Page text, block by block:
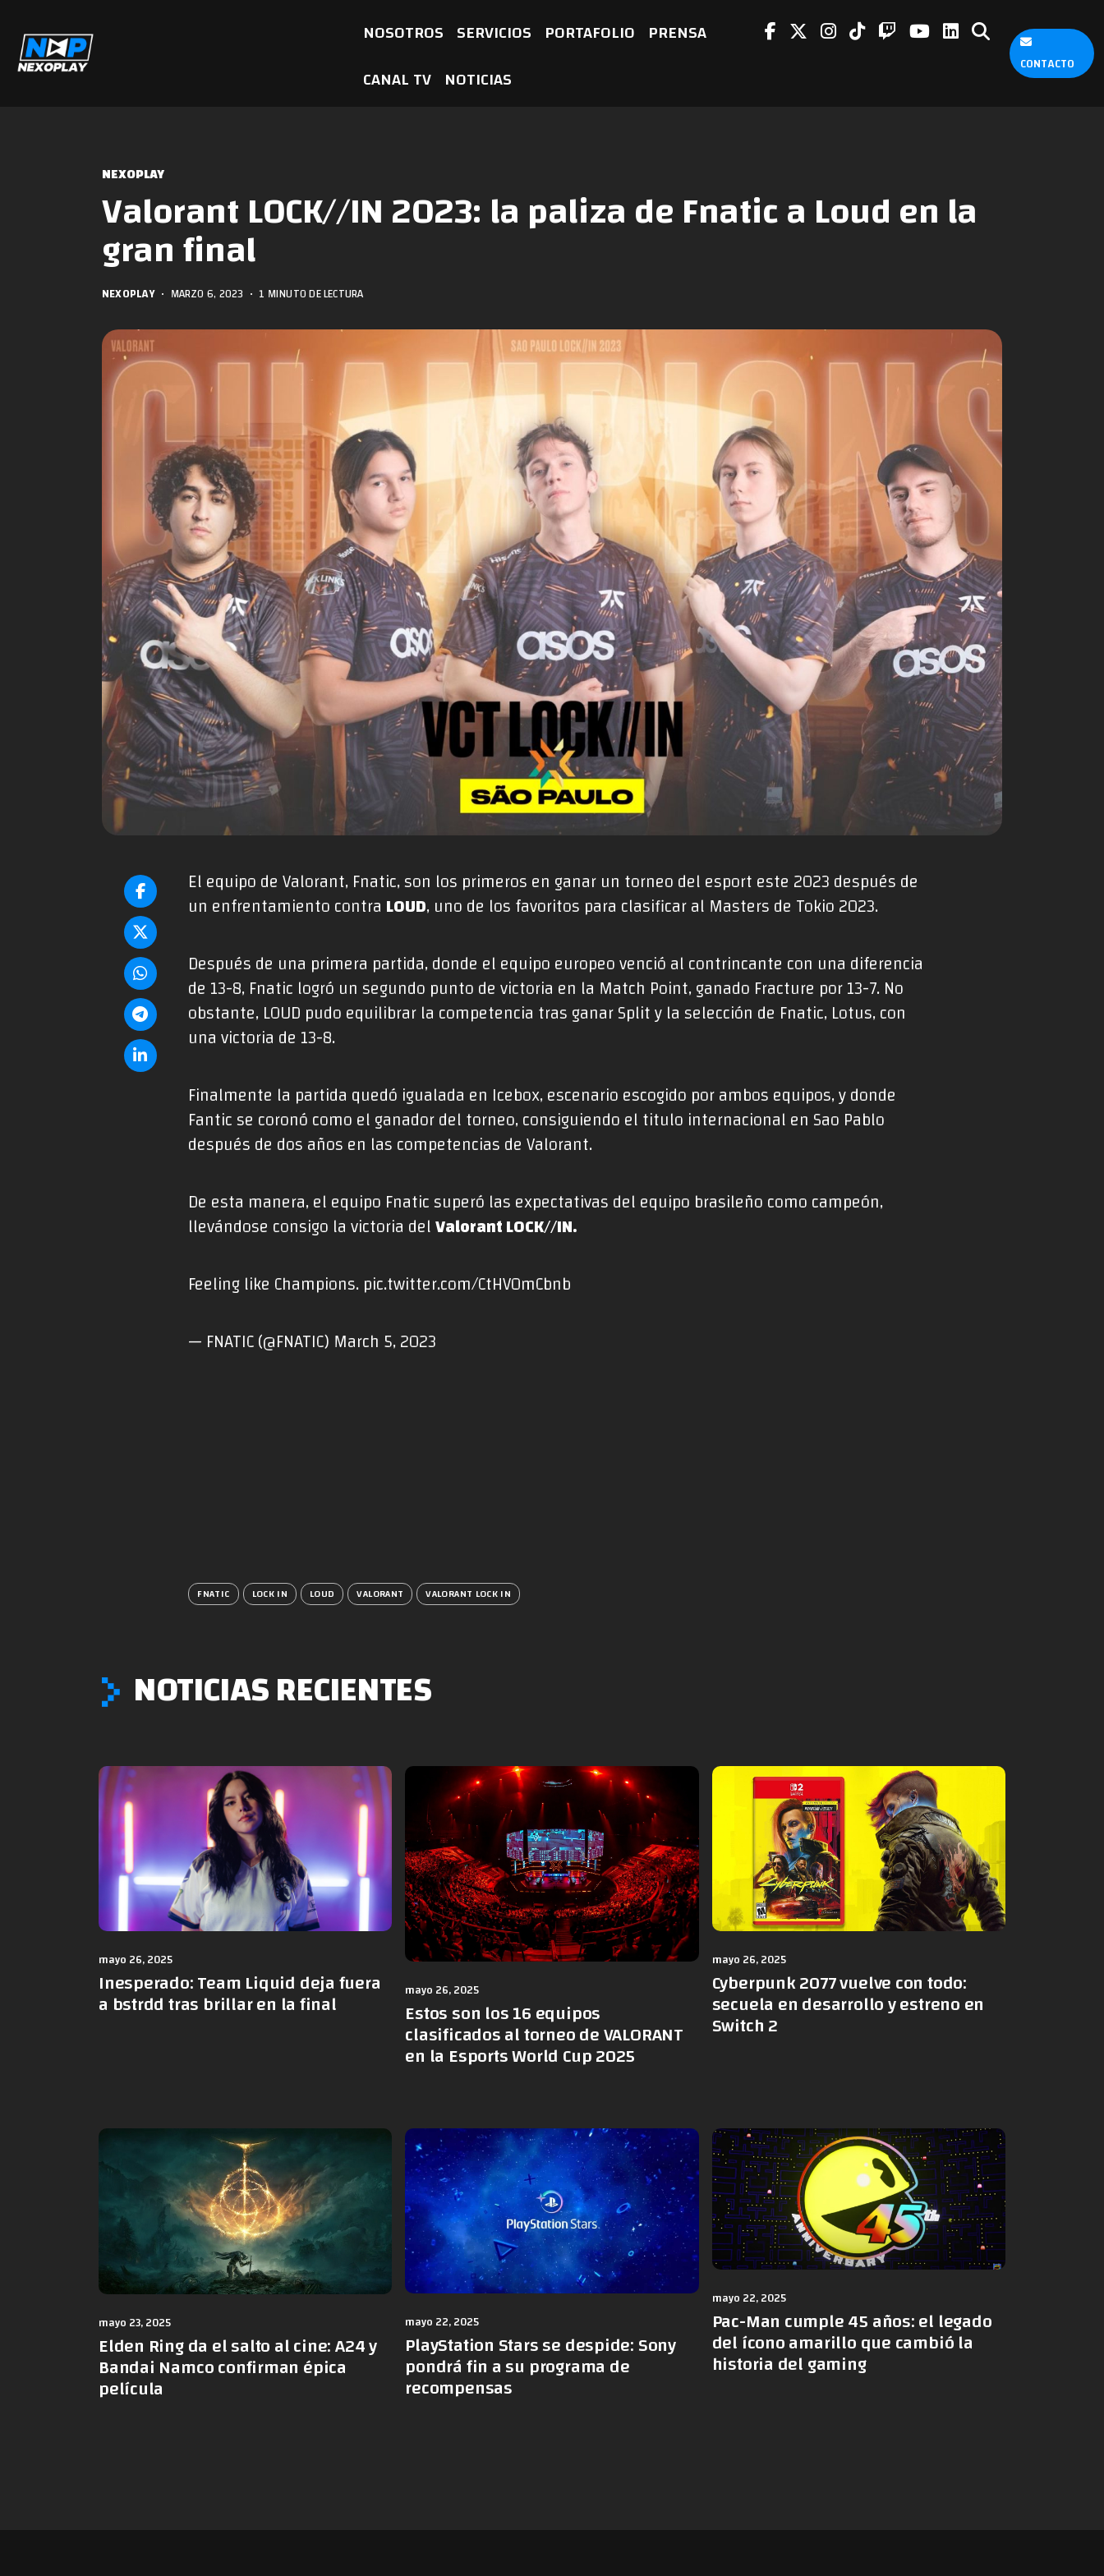
NOSOTROS SERVICIOS PORTAFOLIO PRENSA
CANAL TV NOTICIAS CONTACTO
NEXOPLAY
Valorant LOCK//IN 2023: la paliza de Fnatic a Loud en la
gran final
NEXOPLAY • MARZO 6, 2023 • 1 MINUTO DE LECTURA
El equipo de Valorant, Fnatic, son los primeros en ganar un torneo del esport este 2023 después de
un enfrentamiento contra LOUD, uno de los favoritos para clasificar al Masters de Tokio 2023.
Después de una primera partida, donde el equipo europeo venció al contrincante con una diferencia
de 13-8, Fnatic logró un segundo punto de victoria en la Match Point, ganado Fracture por 13-7. No
obstante, LOUD pudo equilibrar la competencia tras ganar Split y la selección de Fnatic, Lotus, con
una victoria de 13-8.
Finalmente la partida quedó igualada en Icebox, escenario escogido por ambos equipos, y donde
Fantic se coronó como el ganador del torneo, consiguiendo el titulo internacional en Sao Pablo
después de dos años en las competencias de Valorant.
De esta manera, el equipo Fnatic superó las expectativas del equipo brasileño como campeón,
llevándose consigo la victoria delValorant LOCK//IN.
Feeling like Champions.pic.twitter.com/CtHV0mCbnb
— FNATIC (@FNATIC) March 5, 2023
FNATIC LOCK IN LOUD VALORANT VALORANT LOCK IN
NOTICIAS RECIENTES
mayo 26, 2025
Inesperado: Team Liquid deja fuera
a bstrdd tras brillar en la final mayo 26, 2025
Estos son los 16 equipos
clasificados al torneo de VALORANT
en la Esports World Cup 2025
mayo 26, 2025
Cyberpunk 2077 vuelve con todo:
secuela en desarrollo y estreno en
Switch 2
mayo 23, 2025
Elden Ring da el salto al cine: A24 y
Bandai Namco confirman épica
película
mayo 22, 2025
PlayStation Stars se despide: Sony
pondrá fin a su programa de
recompensas
mayo 22, 2025
Pac-Man cumple 45 años: el legado
del ícono amarillo que cambió la
historia del gaming